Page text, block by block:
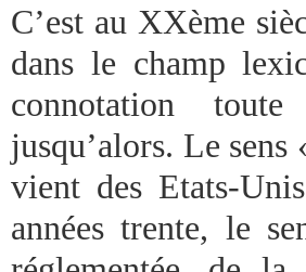
C’est au XXème
dans le champ
connotation
jusqu’alors. Le
vient des Etats-
années trente, le